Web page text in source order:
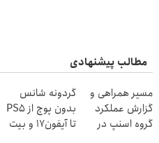
مطالب پیشنهادی
مسیر همراهی و
گزارش عملکرد
گروه اسنپ در
گردونه شانس
بدون پوچ از PS5
تا آیفون17 و بیت